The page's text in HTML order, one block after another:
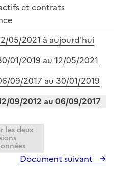
et contrats
05/2021 à aujourd'hui
01/2019 au 12/05/2021
09/2017 au 30/01/2019
09/2012 au 06/09/2017
les deux
Document suivant